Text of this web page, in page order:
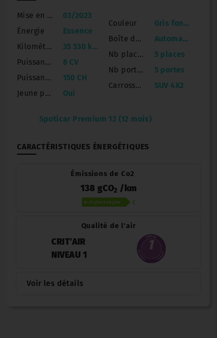
Mise en circulation
03/2023
Énergie
Essence
Kilométrage
35 530 km
Puissance
8 CV
Puissance réelle
150 CH
Jeune permis
Oui
Couleur
Gris foncé
Boîte de vitesse
Automatique
Nb places
5 places
Nb portes
5 portes
Carrosserie
SUV 4X2
Spoticar Premium 12 (12 mois)
CARACTÉRISTIQUES ÉNERGÉTIQUES
Émissions de Co2
138 gCO2 /km
Qualité de l'air
CRIT'AIR
NIVEAU 1
Voir les détails